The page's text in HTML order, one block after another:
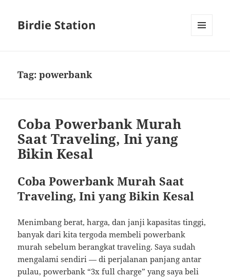
Birdie Station
Tag:powerbank
Coba Powerbank Murah
Saat Traveling, Ini yang
Bikin Kesal
Coba Powerbank Murah Saat
Traveling, Ini yang Bikin Kesal
Menimbang berat, harga, dan janji kapasitas tinggi,
banyak dari kita tergoda membeli powerbank
murah sebelum berangkat traveling. Saya sudah
mengalami sendiri — di perjalanan panjang antar
pulau, powerbank “3x full charge” yang saya beli